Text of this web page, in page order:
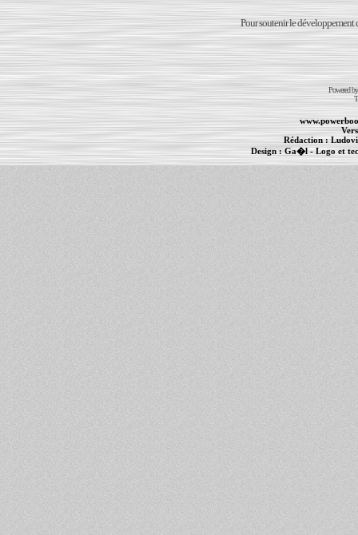
Pour soutenir le développement
Powered
Rédaction :
Design : Ga�l- Logo et
PowerBook- MacBook Pro